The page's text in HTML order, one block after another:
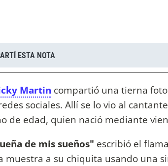
ESTA NOTA
Martin compartió una tierna
sociales. Allí se lo vio al
de edad, quien nació mediante
de mis sueños" escribió el
muestra a su chiquita usando una